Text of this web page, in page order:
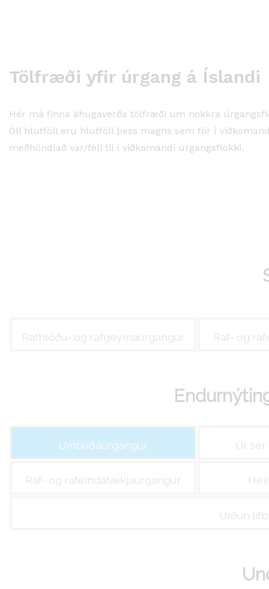
Tölfræði yfir úrgang á Íslandi
Hér má finna áhugaverða tölfræði um nokkra
Öll hlutföll eru hlutföll þess magns sem fór í
meðhöndlað var/féll til í viðkomandi úrgangsflokki.
Rafhlöðu- og rafgeymaúrgangur Raf- og
Umbúðaúrgangur Úr
Raf- og rafeindatækjaúrgangur
Urðun